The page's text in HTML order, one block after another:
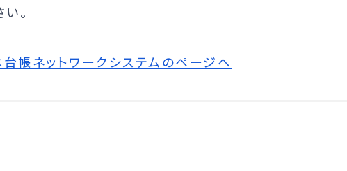
。
帳ネットワークシステムのページへ